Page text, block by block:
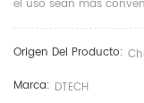
el uso sean más
Origen Del Producto:
Marca: DTECH